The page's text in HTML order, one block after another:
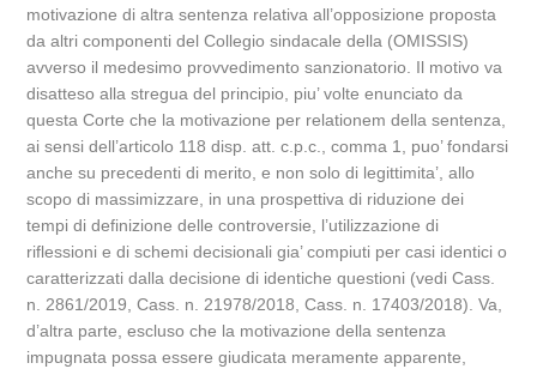
motivazione di altra sentenza relativa all’opposizione proposta
da altri componenti del Collegio sindacale della (OMISSIS)
avverso il medesimo provvedimento sanzionatorio. Il motivo va
disatteso alla stregua del principio, piu’ volte enunciato da
questa Corte che la motivazione per relationem della sentenza,
ai sensi dell’articolo 118 disp. att. c.p.c., comma 1, puo’ fondarsi
anche su precedenti di merito, e non solo di legittimita’, allo
scopo di massimizzare, in una prospettiva di riduzione dei
tempi di definizione delle controversie, l’utilizzazione di
riflessioni e di schemi decisionali gia’ compiuti per casi identici o
caratterizzati dalla decisione di identiche questioni (vedi Cass.
n. 2861/2019, Cass. n. 21978/2018, Cass. n. 17403/2018). Va,
d’altra parte, escluso che la motivazione della sentenza
impugnata possa essere giudicata meramente apparente,